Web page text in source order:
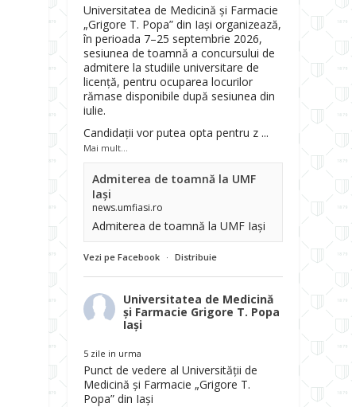
Universitatea de Medicină și Farmacie
„Grigore T. Popa” din Iași organizează,
în perioada 7–25 septembrie 2026,
sesiunea de toamnă a concursului de
admitere la studiile universitare de
licență, pentru ocuparea locurilor
rămase disponibile după sesiunea din
iulie.
Candidații vor putea opta pentru z ...
Mai mult...
Admiterea de toamnă la UMF
Iași
news.umfiasi.ro
Admiterea de toamnă la UMF Iași
Vezi pe Facebook · Distribuie
Universitatea de Medicină
și Farmacie Grigore T. Popa
Iași
5 zile in urma
Punct de vedere al Universității de
Medicină și Farmacie „Grigore T.
Popa” din Iași